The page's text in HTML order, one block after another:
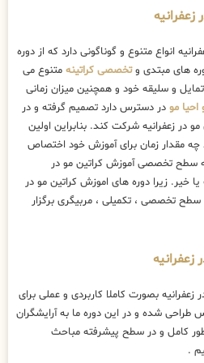
انواع متنوع و گوناگونی دارد که از دوره
های مبتدی وتخصصی کراتینه متنوع می
و سلیقه خود و همچنین میزان زمانی
مو در دسترس دارد تصمیم گرفته و در
در زعفرانیه شرکت کند. بنابراین اولین
مقدار زمان برای آموزش خود اختصاص
سطح تخصصی آموزش کراتین مو در
خیر. زیرا دوره های اموزش کراتین مو در
زعفرانیه بسیار متنوع بوده و در 3 سطح تخصصی ، تکمیلی ، مربیگری برگزار
بصورت کاملا کاربردی و عملی برای
طراحی شده و در این دوره ما به آرایشگران
کامل و در سطح پیشرفته مباحث
.